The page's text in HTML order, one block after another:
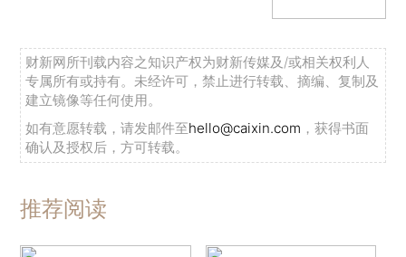
财新网所刊载内容之知识产权为财新传媒及/或相关权利人
专属所有或持有。未经许可，禁止进行转载、摘编、复制及
建立镜像等任何使用。
如有意愿转载，请发邮件至hello@caixin.com ，获得书面
确认及授权后，方可转载。
推荐阅读